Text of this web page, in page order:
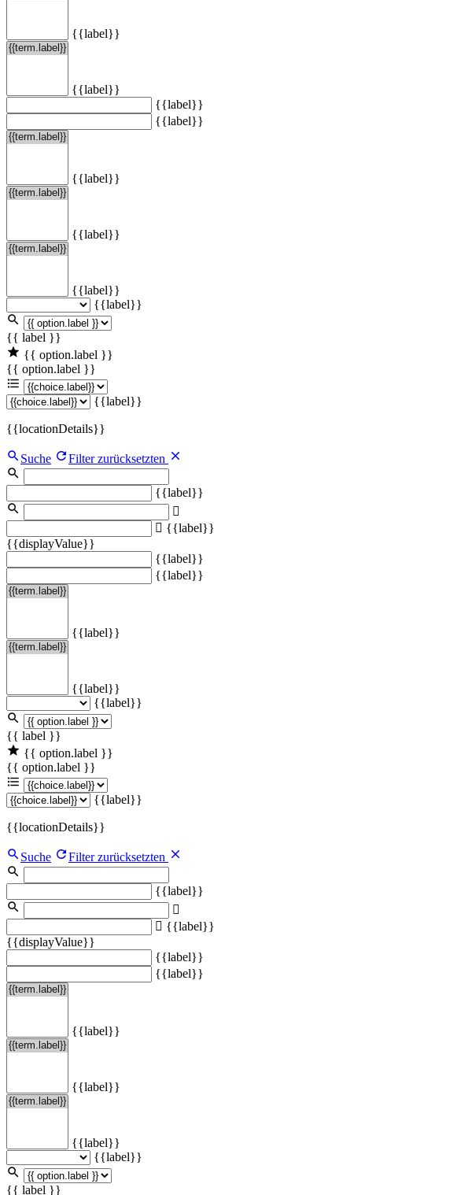
{{label}}
{{label}}
{{label}}
{{label}}
{{label}}
{{label}}
{{label}}
{{label}}
{{ label }}
{{ option.label }}
{{ option.label }}
{{label}}
{{locationDetails}}
Suche Filter zurücksetzten
{{label}}
{{label}}
{{displayValue}}
{{label}}
{{label}}
{{label}}
{{label}}
{{label}}
{{ label }}
{{ option.label }}
{{ option.label }}
{{label}}
{{locationDetails}}
Suche Filter zurücksetzten
{{label}}
{{label}}
{{displayValue}}
{{label}}
{{label}}
{{label}}
{{label}}
{{label}}
{{label}}
{{ label }}